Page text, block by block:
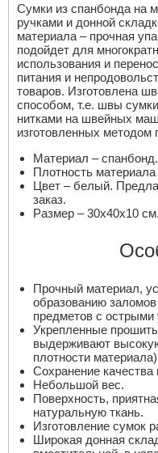
Сумки из спанбонда на
ручками и донной
материала – прочная
подойдет для
использования и
питания и
товаров. Изготовлена
способом, т.е. швы
нитками на швейных
изготовленных методом
Материал – спанбонд.
Плотность материала
Цвет – белый.
заказ.
Размер – 30х40х10
Прочный материал,
образованию
предметов с острыми
Укрепленные
выдерживают
плотности
Сохранение качества
Небольшой вес.
Поверхность,
натуральную ткань.
Изготовление сумок
Широкая донная